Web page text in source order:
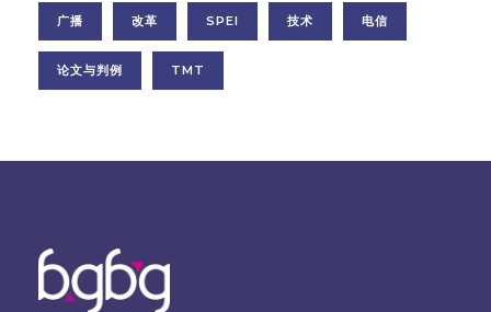
广播 改革 SPEI 技术 电信
论文与判例 TMT